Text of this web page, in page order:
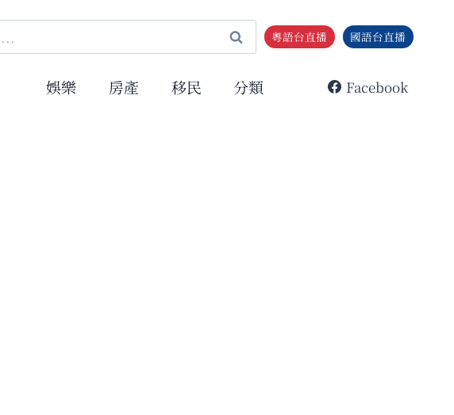
粵語台直播 國語台直播
娛樂 房產 移民 分類 Facebook